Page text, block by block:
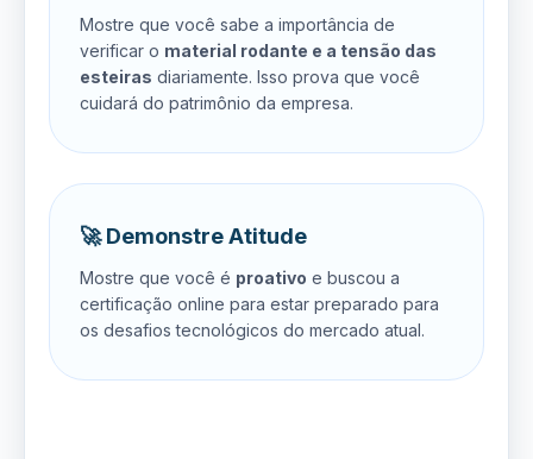
Mostre que você sabe a importância de
verificar o material rodante e a tensão das
esteiras diariamente. Isso prova que você
cuidará do patrimônio da empresa.
🚀 Demonstre Atitude
Mostre que você é proativo e buscou a
certificação online para estar preparado para
os desafios tecnológicos do mercado atual.